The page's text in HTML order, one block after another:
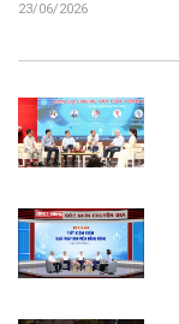
23/06/2026